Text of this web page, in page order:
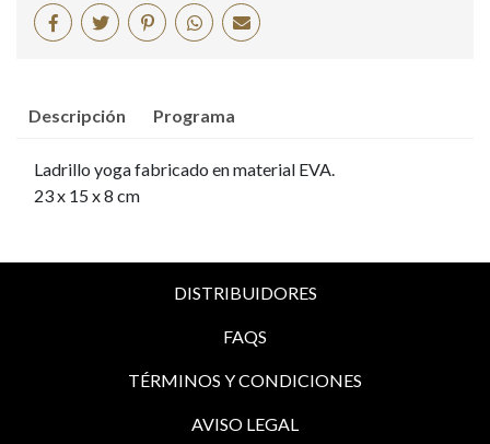
Descripción Programa
Ladrillo yoga fabricado en material EVA.
23 x 15 x 8 cm
DISTRIBUIDORES
FAQS
TÉRMINOS Y CONDICIONES
AVISO LEGAL